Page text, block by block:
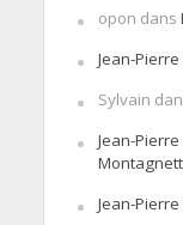
opon dans
Jean-Pierre
Sylvain
Jean-Pierre
Jean-Pierre